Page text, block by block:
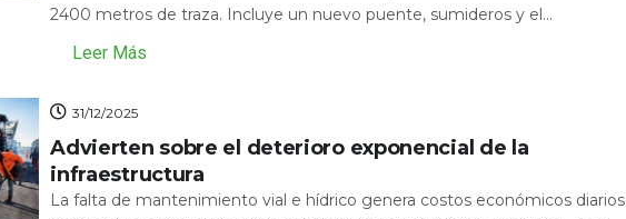
2400 metros de traza. Incluye un nuevo puente, sumideros y el...
Leer Más
31/12/2025
Advierten sobre el deterioro exponencial de la
infraestructura
La falta de mantenimiento vial e hídrico genera costos económicos diarios